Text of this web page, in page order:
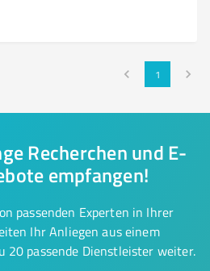
1
Recherchen und E-
empfangen!
passenden Experten in Ihrer
Ihr Anliegen aus einem
20 passende Dienstleister weiter.